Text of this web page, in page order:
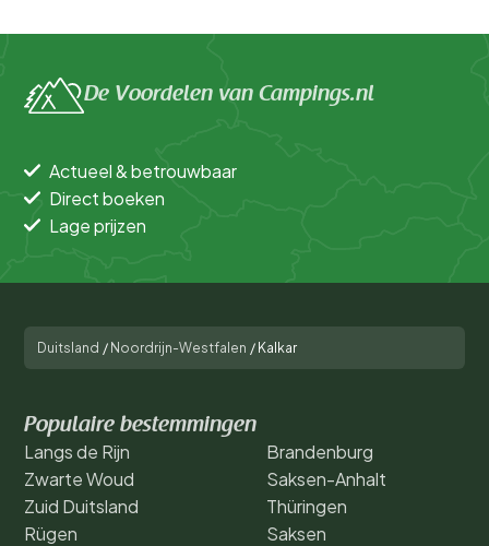
De Voordelen van Campings.nl
Actueel & betrouwbaar
Direct boeken
Lage prijzen
Duitsland / Noordrijn-Westfalen / Kalkar
Populaire bestemmingen
Langs de Rijn
Zwarte Woud
Zuid Duitsland
Rügen
Brandenburg
Saksen-Anhalt
Thüringen
Saksen